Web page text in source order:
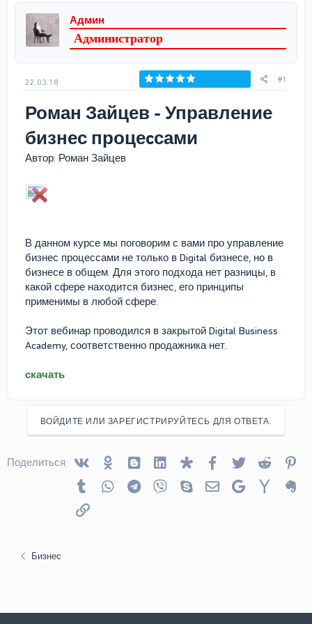
р
т
е
ы
ч
а
л
Админ
Администратор
22.03.18
Голосов: 0
#1
Роман Зайцев - Управление
бизнес процеcсами
Автор: Роман Зайцев
В данном курсе мы поговорим с вами про управление
бизнес процессами не только в Digital бизнесе, но в
бизнесе в общем. Для этого подхода нет разницы, в
какой сфере находится бизнес, его принципы
применимы в любой сфере.
Этот вебинар проводился в закрытой Digital Business
Academy, соответственно продажника нет.
скачать
ВОЙДИТЕ ИЛИ ЗАРЕГИСТРИРУЙТЕСЬ ДЛЯ ОТВЕТА.
Поделиться: VkontakteOdnoklassniki
Blogger Linked InDiasporaFacebook
TwitterReddit
Tumblr WhatsAppTelegram
Viber SkypeЭлектронная почта
Google Yahoo
Ссылка
Бизнес